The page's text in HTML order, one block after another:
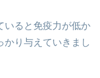
いると免疫力が低か
かり与えていきまし